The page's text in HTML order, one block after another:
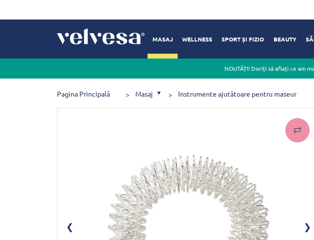
MASAJ WELLNESS SPORT ȘI FIZIO BEAUTY
NOUTĂȚI! Doriți să aflați ce am
Pagina Principală Masaj Instrumente ajutătoare pentru maseur